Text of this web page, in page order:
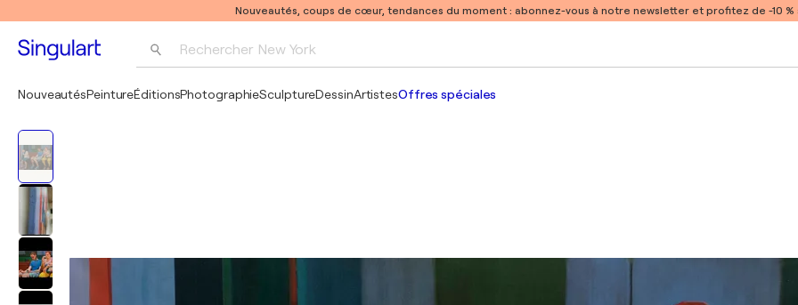
Nouveautés, coups de cœur, tendances du moment : abonnez-vous à notre newsletter et profitez de -10
Rechercher New York
NouveautésPeintureÉditionsPhotographieSculptureDessinArtistesOffres spéciales